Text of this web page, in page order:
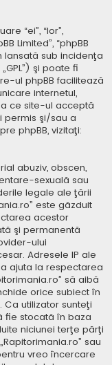
“ei”, “lor”,
Limited”, “phpBB
lansată sub incidenţa
şi poate fi
ul phpBB facilitează
internetul,
ce site-ul acceptă
permis şi/sau a
phpBB, vizitaţi:
abuziv, obscen,
sexuală sau
legale ale ţării
este găzduit
acestor
şi permanentă
ului
Adresele IP ale
ajuta la respectarea
să aibă
orice subiect în
utilizator sunteţi
fie stocată în baza
niciunei terţe părţi
sau
vreo încercare